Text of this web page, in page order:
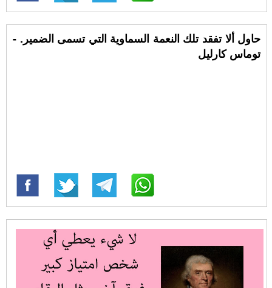
حاول ألا تفقد تلك النعمة السماوية التي تسمى الضمير. -
توماس كارليل